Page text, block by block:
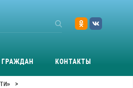
КОНТАКТЫ
>